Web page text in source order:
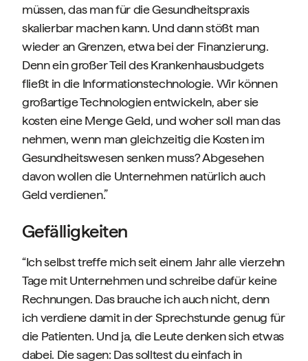
müssen, das man für die Gesundheitspraxis
skalierbar machen kann. Und dann stößt man
wieder an Grenzen, etwa bei der Finanzierung.
Denn ein großer Teil des Krankenhausbudgets
fließt in die Informationstechnologie. Wir können
großartige Technologien entwickeln, aber sie
kosten eine Menge Geld, und woher soll man das
nehmen, wenn man gleichzeitig die Kosten im
Gesundheitswesen senken muss? Abgesehen
davon wollen die Unternehmen natürlich auch
Geld verdienen.”
Gefälligkeiten
“Ich selbst treffe mich seit einem Jahr alle vierzehn
Tage mit Unternehmen und schreibe dafür keine
Rechnungen. Das brauche ich auch nicht, denn
ich verdiene damit in der Sprechstunde genug für
die Patienten. Und ja, die Leute denken sich etwas
dabei. Die sagen: Das solltest du einfach in